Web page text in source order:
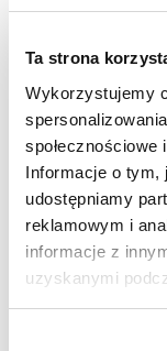
Ta strona
Wykorzystujemy
Informacje o
udostępniamy
reklamowym i
informacje z
uzyskanymi
for
6
sierpnia
2024
06.08.2024
Wybierz
datę.
Trwające
Akademia
|
29 lipca 2024
Poprzedni dzień